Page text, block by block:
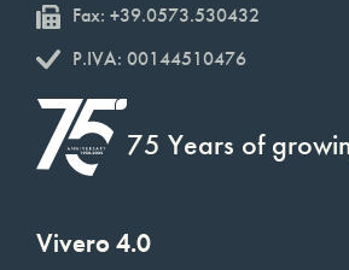
Fax: +39.0573.530432
P.IVA: 00144510476
75 Years of
Vivero 4.0